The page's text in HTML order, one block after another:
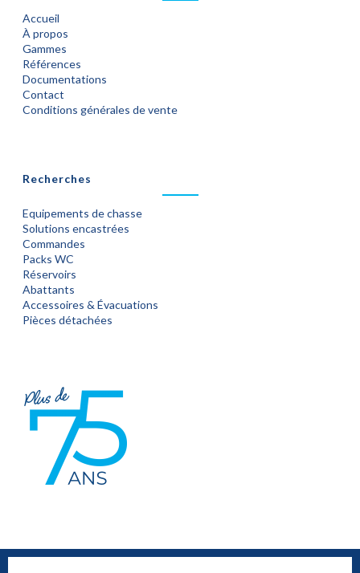
Accueil
À propos
Gammes
Références
Documentations
Contact
Conditions générales de vente
Recherches
Equipements de chasse
Solutions encastrées
Commandes
Packs WC
Réservoirs
Abattants
Accessoires & Évacuations
Pièces détachées